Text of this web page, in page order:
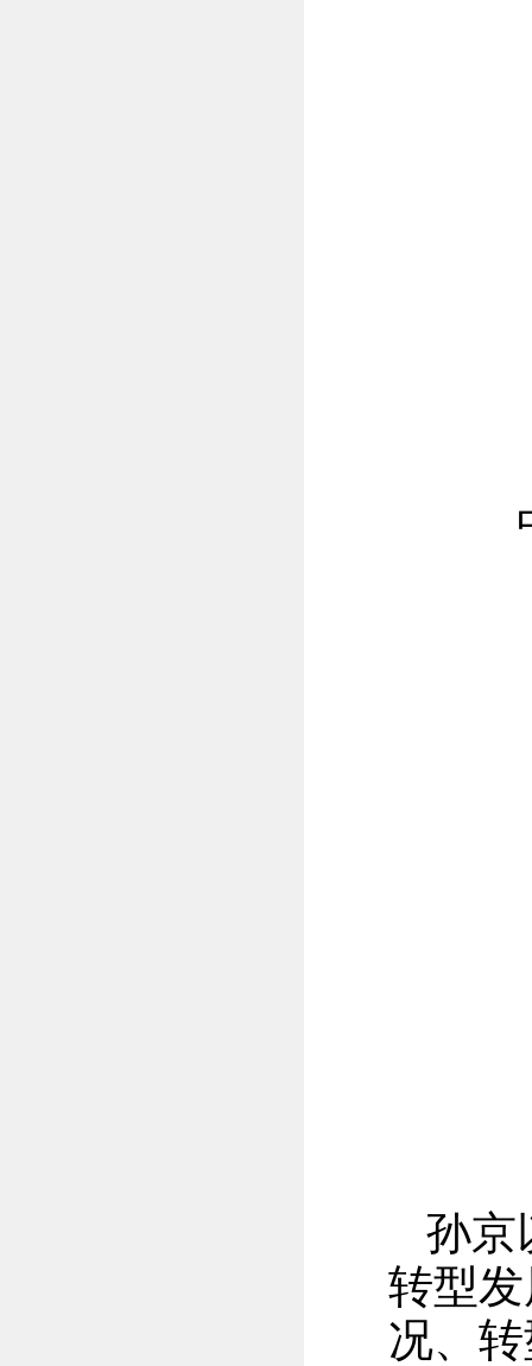
孙京
转型
况、